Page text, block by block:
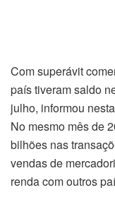
Com superávit
país tiveram saldo
julho, informou
No mesmo mês de
bilhões nas
vendas de
renda com outros